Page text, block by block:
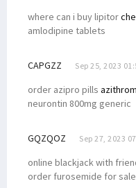
where can i buy lipitor
amlodipine tablets
CAPGZZ Sep 25, 2023
order azipro pills
neurontin 800mg generic
GQZQOZ Sep 27, 2023
online blackjack with
order furosemide for sale